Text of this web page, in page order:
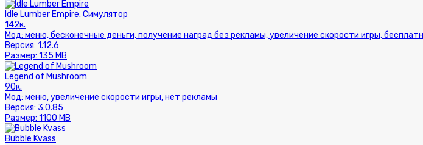
Idle Lumber Empire: Симулятор
142к.
Мод: меню, бесконечные деньги, получение наград без рекламы, увеличение скорости игры,
Версия: 1.12.6
Размер: 135 MB
Legend of Mushroom
90к.
Мод: меню, увеличение скорости игры, нет рекламы
Версия: 3.0.85
Размер: 1100 MB
Bubble Kvass